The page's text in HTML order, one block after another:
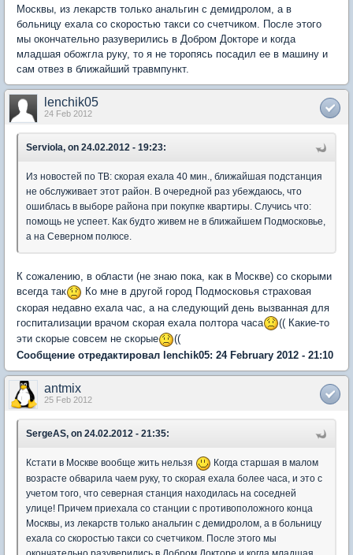
Москвы, из лекарств только анальгин с демидролом, а в
больницу ехала со скоростью такси со счетчиком. После этого
мы окончательно разуверились в Добром Докторе и когда
младшая обожгла руку, то я не торопясь посадил ее в машину и
сам отвез в ближайший травмпункт.
lenchik05
24 Feb 2012
Serviola, on 24.02.2012 - 19:23:
Из новостей по ТВ: скорая ехала 40 мин., ближайшая подстанция
не обслуживает этот район. В очередной раз убеждаюсь, что
ошиблась в выборе района при покупке квартиры. Случись что:
помощь не успеет. Как будто живем не в ближайшем Подмосковье,
а на Северном полюсе.
К сожалению, в области (не знаю пока, как в Москве) со скорыми
всегда так
Ко мне в другой город Подмосковья страховая
скорая недавно ехала час, а на следующий день вызванная для
госпитализации врачом скорая ехала полтора часа
(( Какие-то
эти скорые совсем не скорые
((
Сообщение отредактировал lenchik05: 24 February 2012 - 21:10
antmix
25 Feb 2012
SergeAS, on 24.02.2012 - 21:35:
Кстати в Москве вообще жить нельзя
Когда старшая в малом
возрасте обварила чаем руку, то скорая ехала более часа, и это с
учетом того, что северная станция находилась на соседней
улице! Причем приехала со станции с противоположного конца
Москвы, из лекарств только анальгин с демидролом, а в больницу
ехала со скоростью такси со счетчиком. После этого мы